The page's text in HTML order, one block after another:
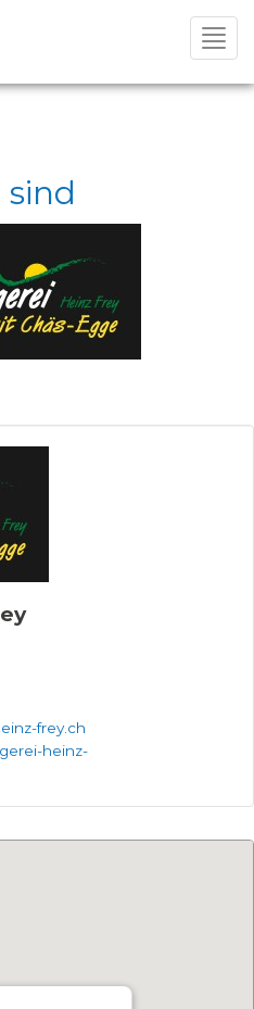
sind
frey.ch
heinz-